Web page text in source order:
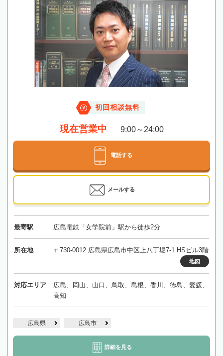
初回相談無料
現在営業中 9:00～24:00
電話する
メールする
最寄駅 広島電鉄「女学院前」駅から徒歩2分
所在地 〒730-0012 広島県広島市中区上八丁堀7-1 HSビル3階
地図
対応エリア
広島、岡山、山口、鳥取、島根、香川、徳島、愛媛、
高知
広島県 広島市
詳細を見る